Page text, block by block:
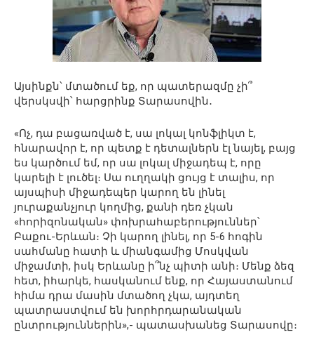
Այսինքն՝ մտածում եք, որ պատերազմը չի՞
վերսկսվի՝ հարցրինք Տարասովին․
«Ոչ, դա բացառված է, սա լոկալ կոնֆլիկտ է,
հնարավոր է, որ պետք է դետալներն էլ նայել, բայց
ես կարծում եմ, որ սա լոկալ միջադեպ է, որը
կարելի է լուծել։ Սա ուղղակի ցույց է տալիս, որ
այսպիսի միջադեպեր կարող են լինել
յուրաքանչյուր կողմից, քանի դեռ չկան
«հորիզոնական» փոխրահաբերություններ՝
Բաքու-Երևան։ Չի կարող լինել, որ 5-6 հոգին
սահմանը հատի և միանգամից Մոսկվան
միջամտի, իսկ Երևանը ի՞նչ պիտի անի։ Մենք ձեզ
հետ, իհարկե, հասկանում ենք, որ Հայաստանում
հիմա դրա մասին մտածող չկա, այդտեղ
պատրաստվում են խորհրդարանական
ընտրություններին»,- պատասխանեց Տարասովը։